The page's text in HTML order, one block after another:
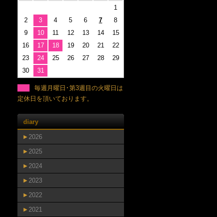
1
2
3 4 5 6 7
8
9
10 11 12 13 14
15
16
17 18 19 20 21
22
23
24 25 26 27 28
29
30
31
毎週月曜日･第3週目の火曜日は
定休日を頂いております。
diary
► 2026
► 2025
► 2024
► 2023
► 2022
► 2021